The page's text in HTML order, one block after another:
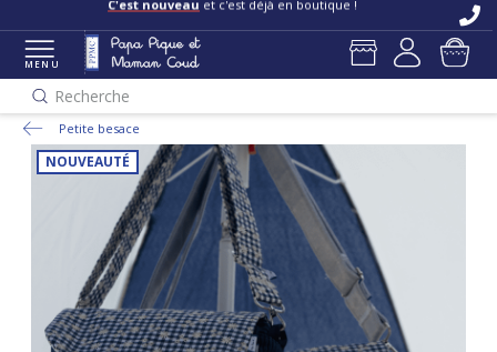
C'est nouveau et c'est déjà en boutique !
MENU
Recherche
Petite besace
NOUVEAUTÉ